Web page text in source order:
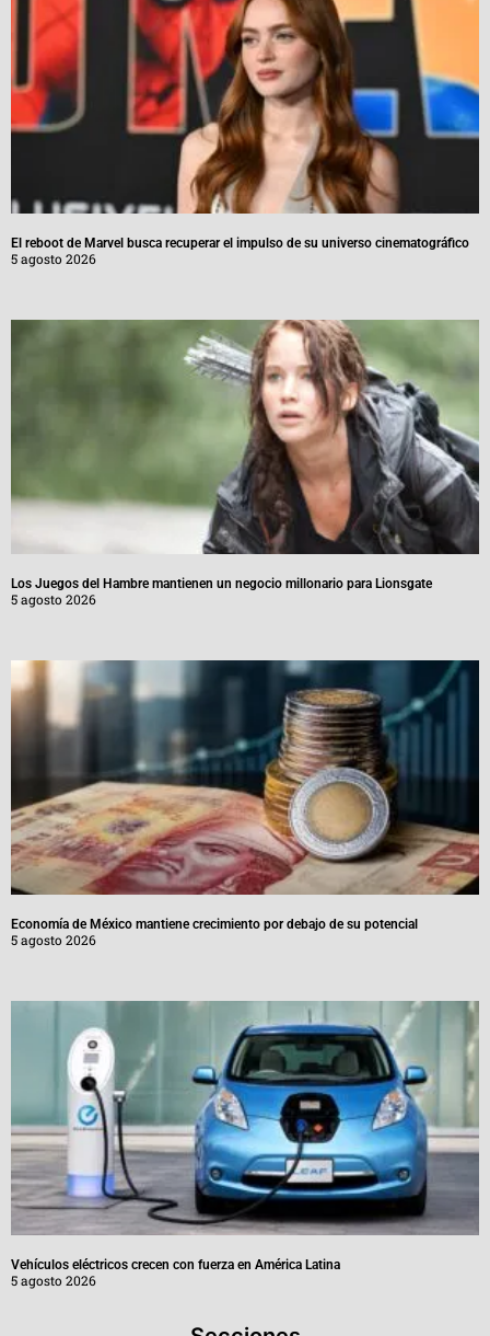
El reboot de Marvel busca recuperar el impulso de su universo cinematográfico
5 agosto 2026
Los Juegos del Hambre mantienen un negocio millonario para Lionsgate
5 agosto 2026
Economía de México mantiene crecimiento por debajo de su potencial
5 agosto 2026
Vehículos eléctricos crecen con fuerza en América Latina
5 agosto 2026